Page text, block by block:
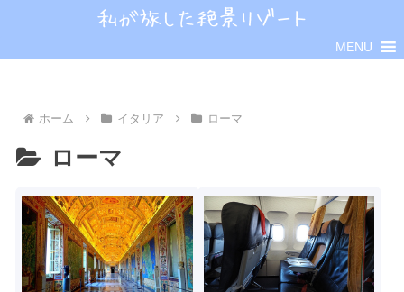
MENU
ホーム イタリア ローマ
ローマ